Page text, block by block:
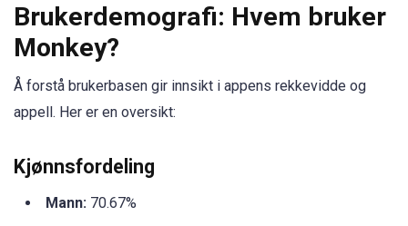
Brukerdemografi: Hvem bruker
Monkey?
Å forstå brukerbasen gir innsikt i appens rekkevidde og
appell. Her er en oversikt:
Kjønnsfordeling
Mann: 70.67%